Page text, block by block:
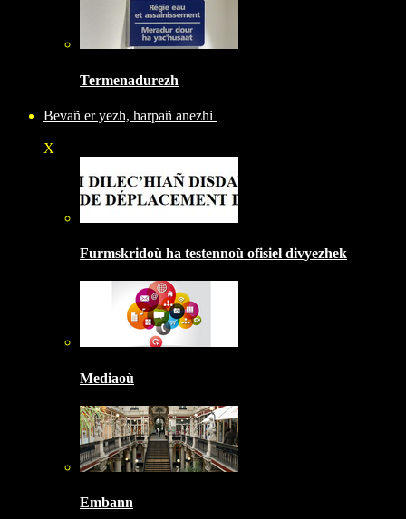
Termenadurezh
Bevañ er yezh, harpañ anezhi
X
Furmskridoù ha testennoù ofisiel divyezhek
Mediaoù
Embann